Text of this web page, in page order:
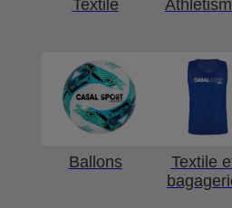
Textile
Ballons
Textile